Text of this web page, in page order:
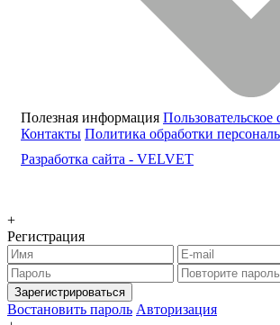
Полезная информация Пользовательское
Контакты Политика обработки
Разработка сайта - VELVET
+
Регистрация
Зарегистрироваться
Востановить пароль Авторизация